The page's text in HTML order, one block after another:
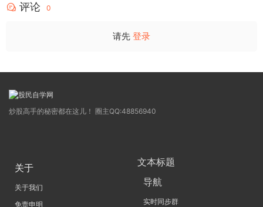
评论 0
请先 登录
炒股高手的秘密都在这儿！ 圈主QQ:48856940
关于
关于我们
免责申明
文本标题
导航
实时同步群